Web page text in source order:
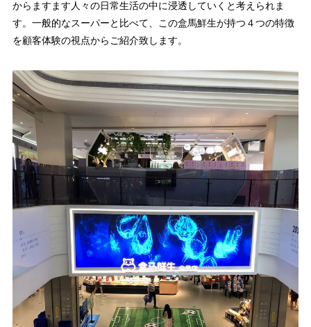
からますます人々の日常生活の中に浸透していくと考えられま
す。一般的なスーパーと比べて、この盒馬鮮生が持つ４つの特徴
を顧客体験の視点からご紹介致します。